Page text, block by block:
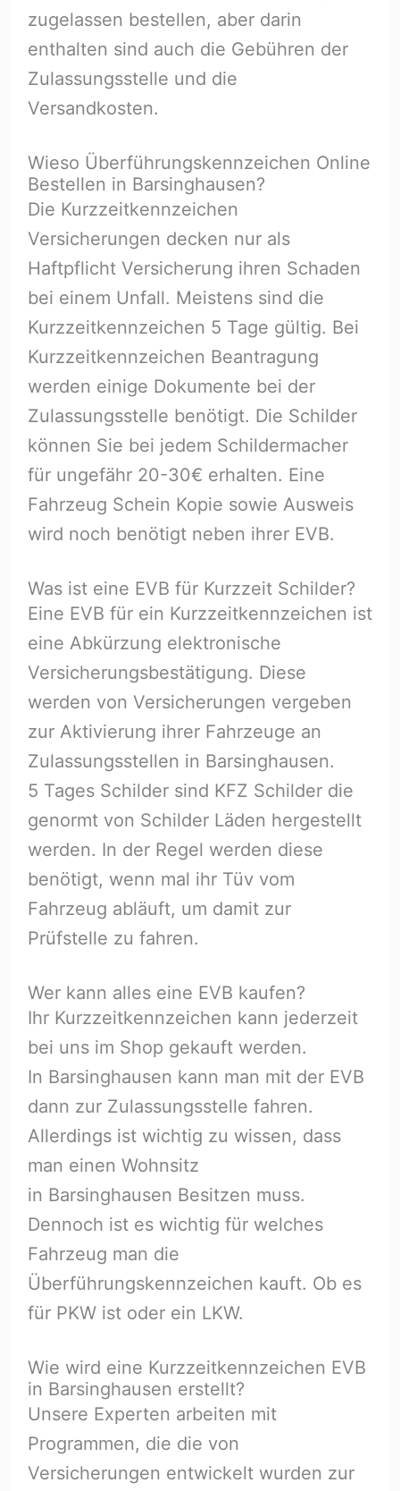
zugelassen bestellen, aber darin
enthalten sind auch die Gebühren der
Zulassungsstelle und die
Versandkosten.
Wieso Überführungskennzeichen Online
Bestellen in Barsinghausen?
Die Kurzzeitkennzeichen
Versicherungen decken nur als
Haftpflicht Versicherung ihren Schaden
bei einem Unfall. Meistens sind die
Kurzzeitkennzeichen 5 Tage gültig. Bei
Kurzzeitkennzeichen Beantragung
werden einige Dokumente bei der
Zulassungsstelle benötigt. Die Schilder
können Sie bei jedem Schildermacher
für ungefähr 20-30€ erhalten. Eine
Fahrzeug Schein Kopie sowie Ausweis
wird noch benötigt neben ihrer EVB.
Was ist eine EVB für Kurzzeit Schilder?
Eine EVB für ein Kurzzeitkennzeichen ist
eine Abkürzung elektronische
Versicherungsbestätigung. Diese
werden von Versicherungen vergeben
zur Aktivierung ihrer Fahrzeuge an
Zulassungsstellen in Barsinghausen.
5 Tages Schilder sind KFZ Schilder die
genormt von Schilder Läden hergestellt
werden. In der Regel werden diese
benötigt, wenn mal ihr Tüv vom
Fahrzeug abläuft, um damit zur
Prüfstelle zu fahren.
Wer kann alles eine EVB kaufen?
Ihr Kurzzeitkennzeichen kann jederzeit
bei uns im Shop gekauft werden.
In Barsinghausen kann man mit der EVB
dann zur Zulassungsstelle fahren.
Allerdings ist wichtig zu wissen, dass
man einen Wohnsitz
in Barsinghausen Besitzen muss.
Dennoch ist es wichtig für welches
Fahrzeug man die
Überführungskennzeichen kauft. Ob es
für PKW ist oder ein LKW.
Wie wird eine Kurzzeitkennzeichen EVB
in Barsinghausen erstellt?
Unsere Experten arbeiten mit
Programmen, die die von
Versicherungen entwickelt wurden zur